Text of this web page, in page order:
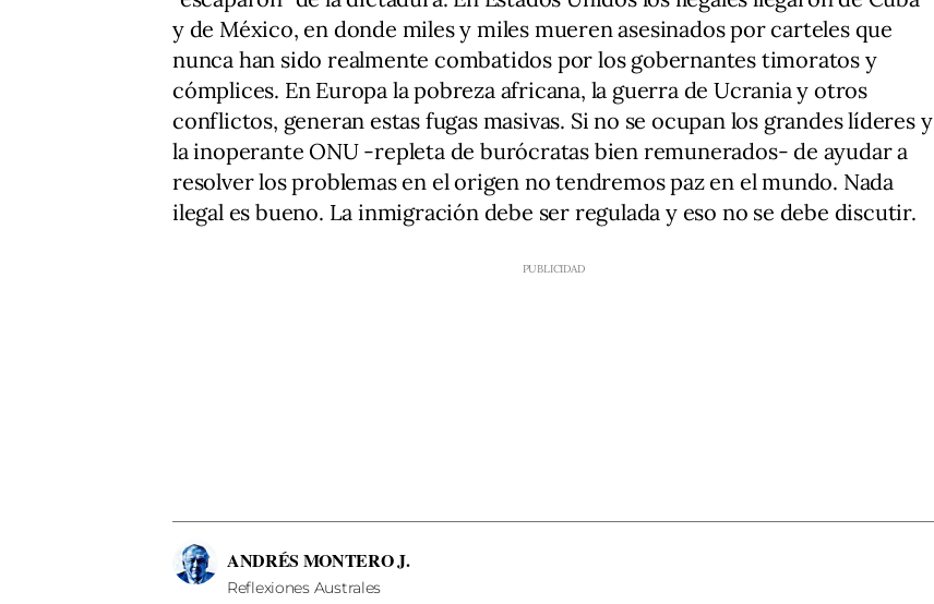
y de México, en donde miles y miles mueren asesinados por carteles que
nunca han sido realmente combatidos por los gobernantes timoratos y
cómplices. En Europa la pobreza africana, la guerra de Ucrania y otros
conflictos, generan estas fugas masivas. Si no se ocupan los grandes líderes y
la inoperante ONU -repleta de burócratas bien remunerados- de ayudar a
resolver los problemas en el origen no tendremos paz en el mundo. Nada
ilegal es bueno. La inmigración debe ser regulada y eso no se debe discutir.
ANDRÉS MONTERO J.
Reflexiones Australes